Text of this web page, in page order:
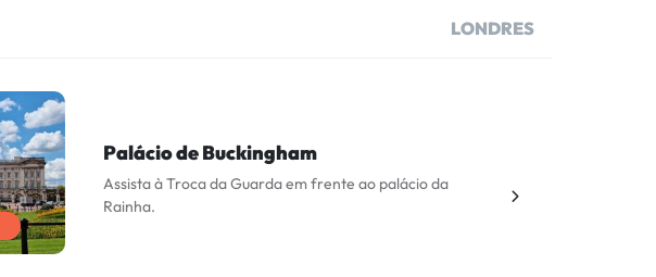
LONDRES
Palácio de Buckingham
Assista à Troca da Guarda em frente ao palácio da
Rainha.